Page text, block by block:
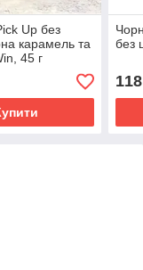
Up без
карамель та
45 г
без
118